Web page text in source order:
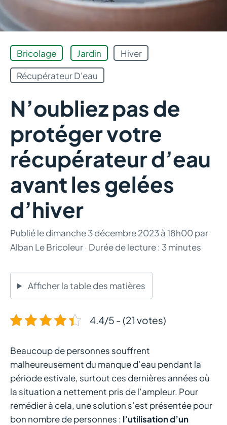
Bricolage Jardin
Hiver
Récupérateur D'eau
N’oubliez pas de
protéger votre
récupérateur d’eau
avant les gelées
d’hiver
Publié ledimanche 3 décembre 2023 à 18h00par
Alban Le Bricoleur · Durée de lecture : 3 minutes
Afficher la table des matières
4.4/5 - (21 votes)
Beaucoup de personnes souffrent
malheureusement du manque d’eau pendant la
période estivale, surtout ces dernières années où
la situation a nettement pris de l’ampleur. Pour
remédier à cela, une solution s’est présentée pour
bon nombre de personnes : l’utilisation d’un